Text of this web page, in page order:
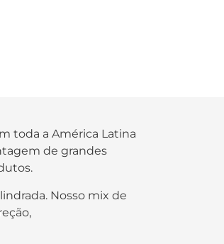
toda a América Latina
de grandes
Nosso mix de